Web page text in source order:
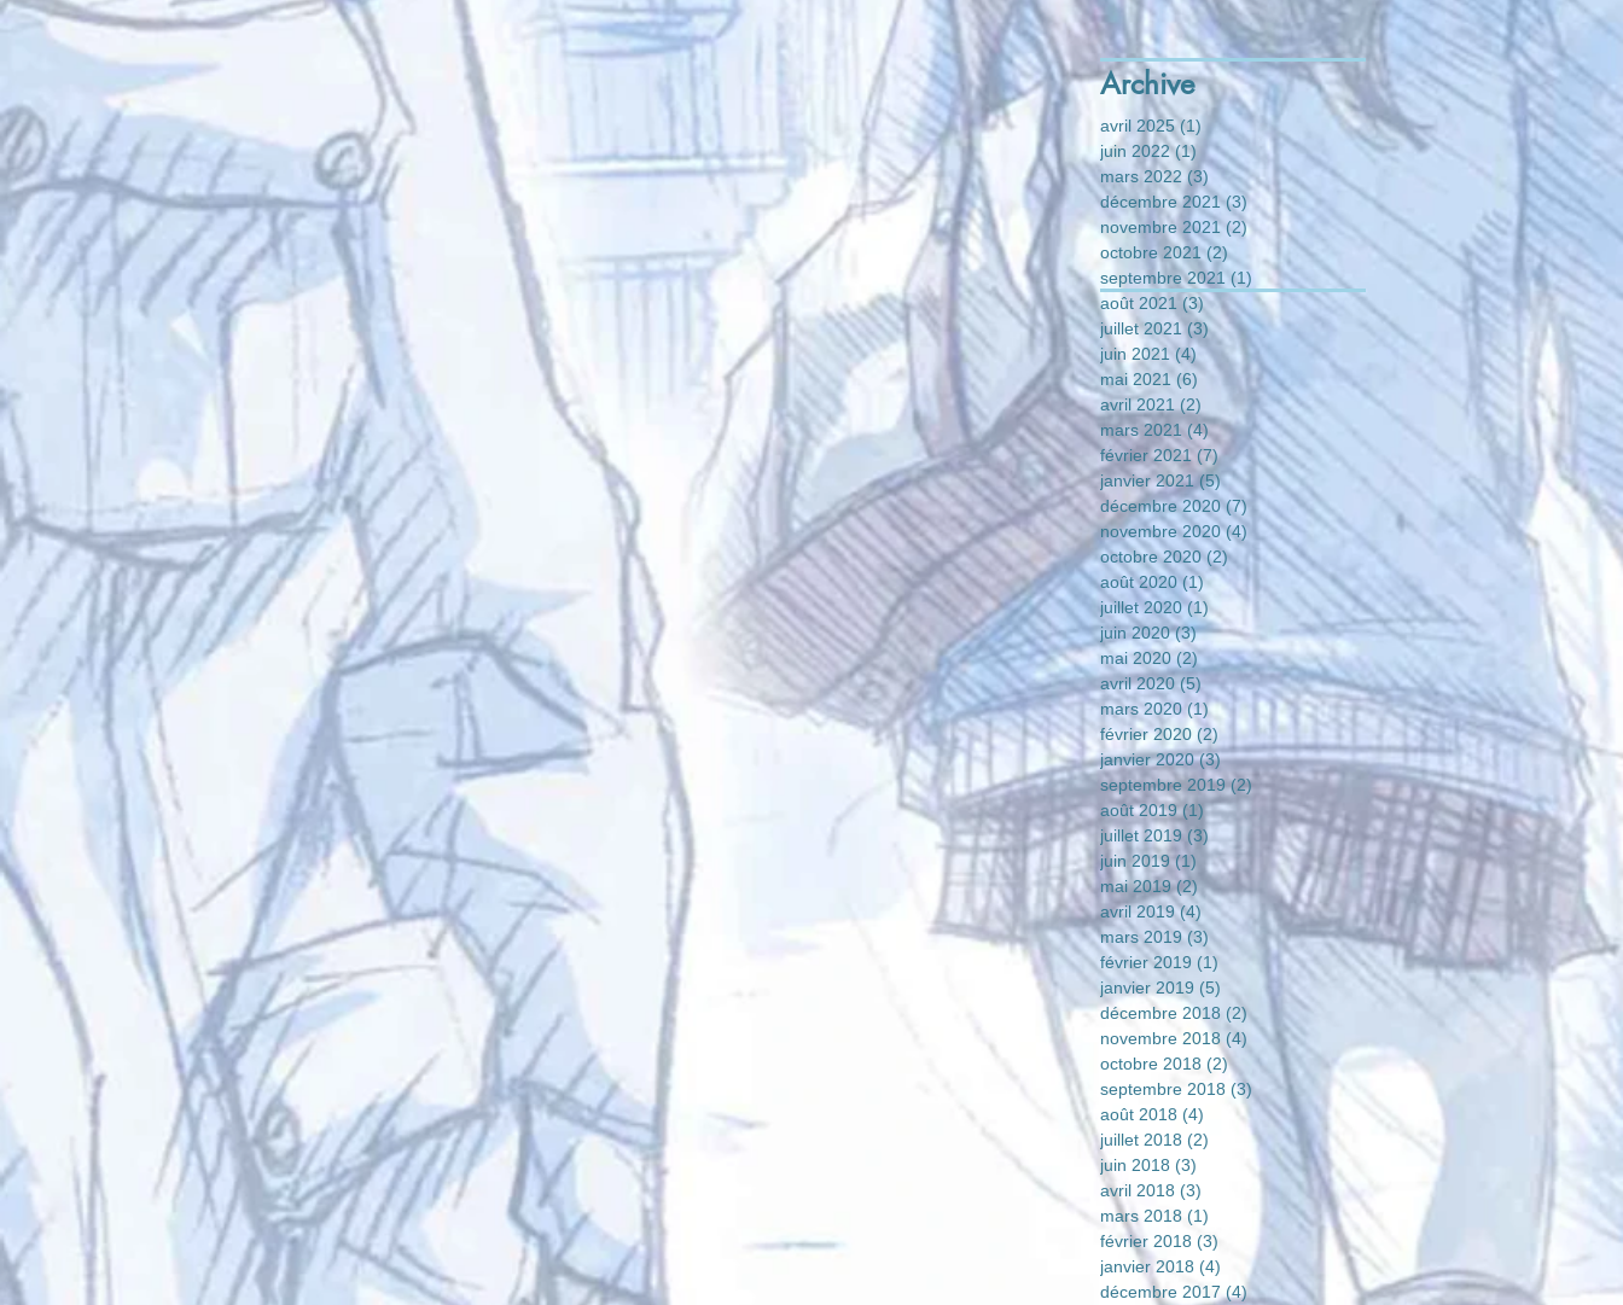
Archive
avril 2025 (1) 1 post
juin 2022 (1) 1 post
mars 2022 (3) 3 posts
décembre 2021 (3)3 posts
novembre 2021 (2)2 posts
octobre 2021 (2)2 posts
septembre 2021 (1) 1 post
août 2021 (3) 3 posts
juillet 2021 (3)3 posts
juin 2021 (4) 4 posts
mai 2021 (6) 6 posts
avril 2021 (2) 2 posts
mars 2021 (4)4 posts
février 2021 (7)7 posts
janvier 2021 (5)5 posts
décembre 2020 (7) 7 posts
novembre 2020 (4) 4 posts
octobre 2020 (2)2 posts
août 2020 (1)1 post
juillet 2020 (1)1 post
juin 2020 (3)3 posts
mai 2020 (2)2 posts
avril 2020 (5) 5 posts
mars 2020 (1)1 post
février 2020 (2) 2 posts
janvier 2020 (3)3 posts
septembre 2019 (2) 2 posts
août 2019 (1)1 post
juillet 2019 (3) 3 posts
juin 2019 (1) 1 post
mai 2019 (2) 2 posts
avril 2019 (4) 4 posts
mars 2019 (3) 3 posts
février 2019 (1) 1 post
janvier 2019 (5)
décembre 2018 (2) 2 posts
novembre 2018 (4) 4 posts
octobre 2018 (2)2 posts
septembre 2018 (3)3 posts
août 2018 (4) 4 posts
juillet 2018 (2) 2 posts
juin 2018 (3)
avril 2018 (3)
mars 2018 (1)
février 2018 (3)
janvier 2018 (4) 4 posts
décembre 2017 (4) 4 posts